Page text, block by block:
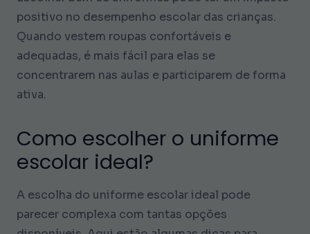
positivo no desempenho escolar das crianças.
Quando vestem roupas confortáveis e
adequadas, é mais fácil para elas se
concentrarem nas aulas e participarem de forma
ativa.
Como escolher o uniforme
escolar ideal?
A escolha do uniforme escolar ideal pode
parecer complexa com tantas opções